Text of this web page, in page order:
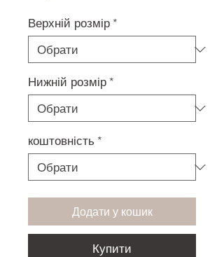
Верхній розмір *
Нижній розмір *
коштовність *
Додати у кошик
Купити